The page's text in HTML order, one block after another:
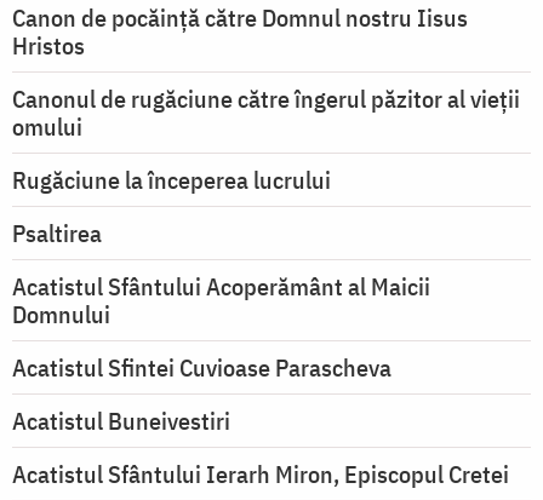
Canon de pocăință către Domnul nostru Iisus
Hristos
Canonul de rugăciune către îngerul păzitor al vieții
omului
Rugăciune la începerea lucrului
Psaltirea
Acatistul Sfântului Acoperământ al Maicii
Domnului
Acatistul Sfintei Cuvioase Parascheva
Acatistul Buneivestiri
Acatistul Sfântului Ierarh Miron, Episcopul Cretei